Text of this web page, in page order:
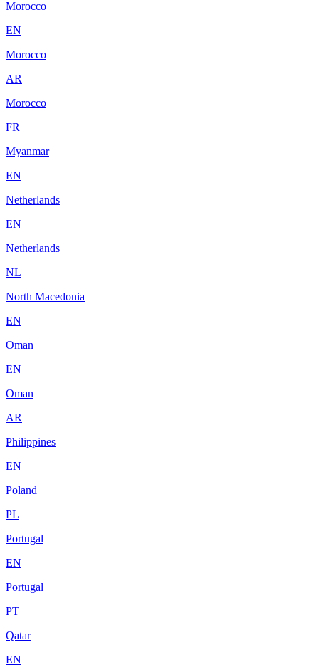
Morocco
EN
Morocco
AR
Morocco
FR
Myanmar
EN
Netherlands
EN
Netherlands
NL
North Macedonia
EN
Oman
EN
Oman
AR
Philippines
EN
Poland
PL
Portugal
EN
Portugal
PT
Qatar
EN